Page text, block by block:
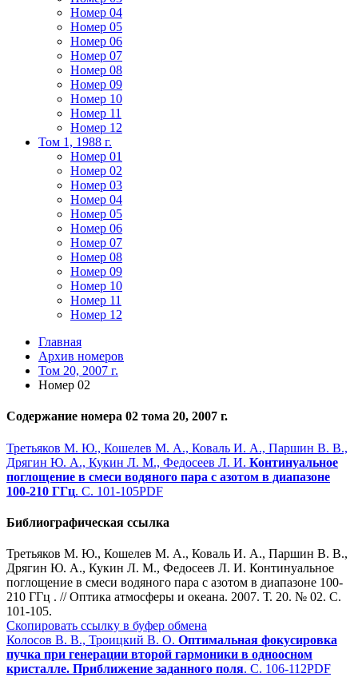
Номер 04
Номер 05
Номер 06
Номер 07
Номер 08
Номер 09
Номер 10
Номер 11
Номер 12
Том 1, 1988 г.
Номер 01
Номер 02
Номер 03
Номер 04
Номер 05
Номер 06
Номер 07
Номер 08
Номер 09
Номер 10
Номер 11
Номер 12
Главная
Архив номеров
Том 20, 2007 г.
Номер 02
Содержание номера 02 тома 20, 2007 г.
Третьяков М. Ю., Кошелев М. А., Коваль И. А., Паршин В. В.,
Дрягин Ю. А., Кукин Л. М., Федосеев Л. И. Континуальное
поглощение в смеси водяного пара с азотом в диапазоне
100-210 ГГц. С. 101-105PDF
Библиографическая ссылка
Третьяков М. Ю., Кошелев М. А., Коваль И. А., Паршин В. В.,
Дрягин Ю. А., Кукин Л. М., Федосеев Л. И. Континуальное
поглощение в смеси водяного пара с азотом в диапазоне 100-
210 ГГц . // Оптика атмосферы и океана. 2007. Т. 20. № 02. С.
101-105.
Скопировать ссылку в буфер обмена
Колосов В. В., Троицкий В. О. Оптимальная фокусировка
пучка при генерации второй гармоники в одноосном
кристалле. Приближение заданного поля. С. 106-112PDF